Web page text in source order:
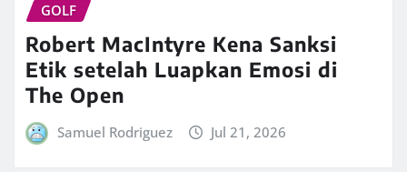
GOLF
Robert MacIntyre Kena Sanksi
Etik setelah Luapkan Emosi di
The Open
Samuel Rodriguez Jul 21, 2026